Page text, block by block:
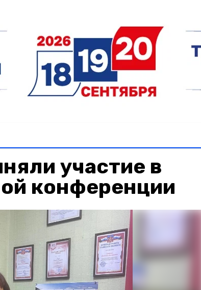
участие в
конференции